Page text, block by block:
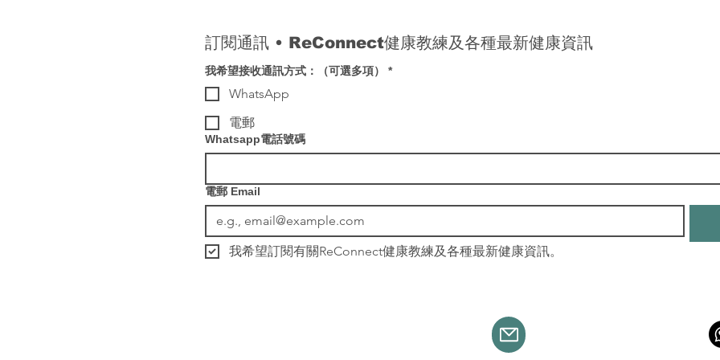
訂閱通訊 • ReConnect健康教練及各種最新健康資訊
我希望接收通訊方式：（可選多項） *
WhatsApp
電郵
Whatsapp電話號碼
電郵 Email
我希望訂閱有關ReConnect健康教練及各種最新健康資訊。